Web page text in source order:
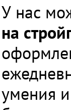
У нас
на
умения